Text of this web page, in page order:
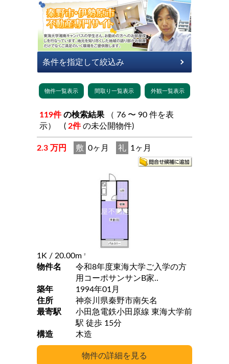
119件 の検索結果
示） ( 2件 の未公開物件)
2.3 万円 敷 0ヶ月 礼 1ヶ月
1K / 20.00m 2
物件名
令和8年度東海大学ご入学の方
用コーポサンサンB家..
築年
1994年01月
住所
神奈川県秦野市南矢名
最寄駅
小田急電鉄小田原線 東海大学前
駅 徒歩 15分
構造
木造